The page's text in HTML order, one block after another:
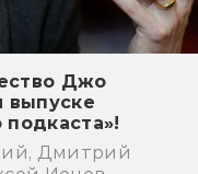
Джо
выпуске
Дмитрий